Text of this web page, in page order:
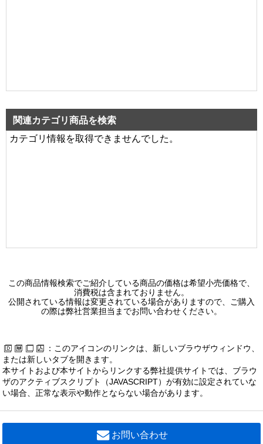
関連カテゴリ商品を検索
カテゴリ情報を取得できませんでした。
この商品情報検索でご紹介している商品の価格は希望小売価格で、
消費税は含まれておりません。
公開されている情報は変更されている場合がありますので、ご購入
の際は弊社営業担当までお問い合わせください。
：このアイコンのリンクは、新しいブラウザウィンドウ、
または新しいタブを開きます。
本サイトおよび本サイトからリンクする弊社提供サイトでは、ブラウ
ザのアクティブスクリプト（JAVASCRIPT）が有効に設定されていな
い場合、正常な表示や動作とならない場合があります。
お問い合わせ